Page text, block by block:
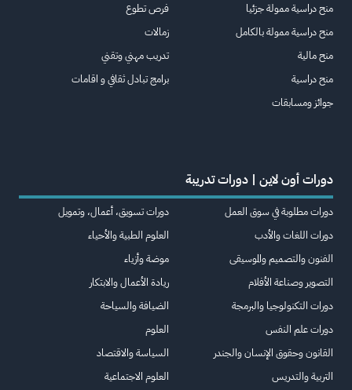
منح دراسية ممولة جزئيا
منح دراسية ممولة بالكامل
منح مالية
منح دراسية
جوائز ومسابقات
فرص تطوع
زمالات
تدريب مهني وتقني
برامج تبادل ثقافي و اقامات
دورات أون لاين | دورات تدريبة
دورات مطلوبة في سوق العمل
دورات اللغات والأدب
الفنون والتصميم والموسيقى
التصوير وصناعة الأفلام
دورات التكنولوجيا والبرمجة
دورات علم النفس
القانون وحقوق الإنسان والجندر
التربية والتدريس
دورات تسويق، أعمال، وتمويل
العلوم الطبية والأحياء
موضة وأزياء
ريادة الأعمال والابتكار
الضيافة والسياحة
العلوم
السياسة والاقتصاد
العلوم الاجتماعية